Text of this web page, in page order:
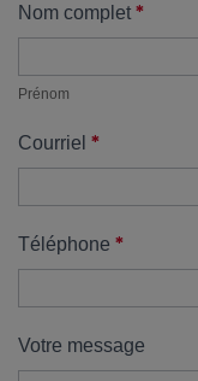
financement
propriétaire
UNE
DÉCISION
!
de
démarrage
:
Formulaire
Nom complet *
Prénom
Courriel *
Téléphone *
Votre message